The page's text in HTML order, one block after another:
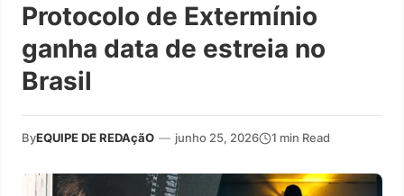
Protocolo de Extermínio
ganha data de estreia no
Brasil
ByEQUIPE DE REDAçãO — junho 25, 2026 1 min Read